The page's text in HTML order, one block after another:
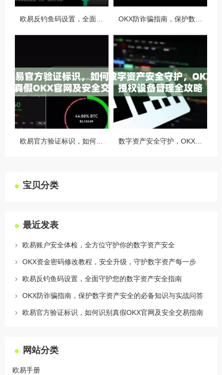
宝贝分类
最近发表
欧易账户安全体检，全方位守护你的数字资产安全
OKX资金密码修改教程，安全升级，守护数字资产每一步
欧易反钓鱼码设置，全面守护您的数字资产安全指南
OKX防诈骗指南，保护数字资产安全的必备知识与实战问答
欧易官方验证标识，如何识别真假OKX官网及安全交易指南
网站分类
欧易手册